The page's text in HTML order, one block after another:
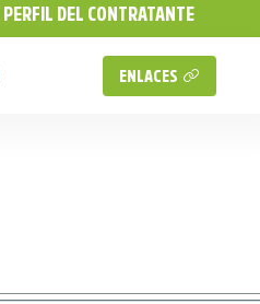
PERFIL DEL CONTRATANTE
ENLACES